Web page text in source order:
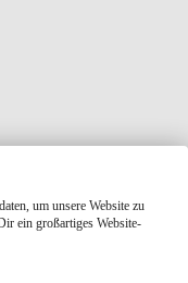
um unsere Website zu
ein großartiges Website-